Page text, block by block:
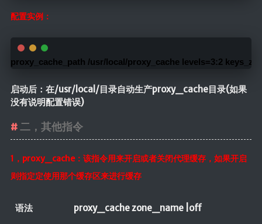
配置实例：
proxy_cache_path /usr/local/proxy_cache levels=3:2
启动后：在/usr/local/目录自动生产proxy_cache目录(如果
没有说明配置错误)
二，其他指令
1，proxy_cache：该指令用来开启或者关闭代理缓存，如果开启
则指定定使用那个缓存区来进行缓存
语法
proxy_cache zone_name |off